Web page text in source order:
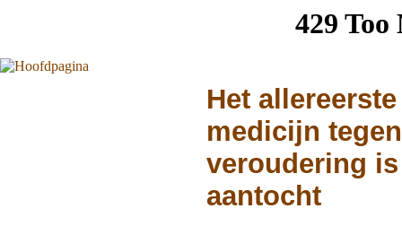
Het allereerste
medicijn tegen
veroudering
aantocht